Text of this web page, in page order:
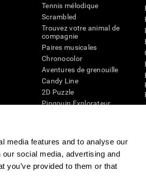
media features and to analyse our
social media, advertising and
you’ve provided to them or that
Tennis mélodique
Scrambled
Trouvez votre animal de
compagnie
Paires musicales
Chronocolor
Aventures de grenouille
Candy Line
2D Puzzle
Pingouin Explorateur
Jeux d'agilité mentale
Jeux en ligne pour la
mémoire
Jeux pour le cerveau